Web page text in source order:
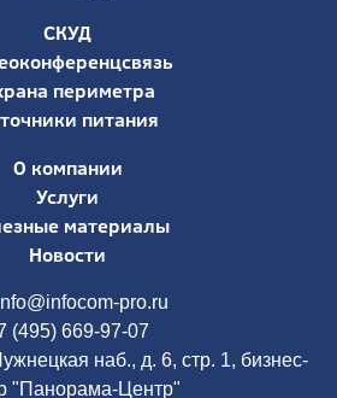
СКУД
периметра
питания
О компании
Услуги
материалы
Новости
pro.ru
(495) 669-97-07
наб., д. 6, стр. 1, бизнес-
"Панорама-Центр"